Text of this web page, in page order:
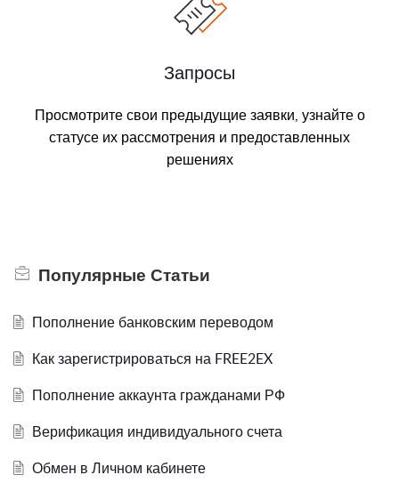
Запросы
Просмотрите свои предыдущие заявки, узнайте о
статусе их рассмотрения и предоставленных
решениях
Популярные Статьи
Пополнение банковским переводом
Как зарегистрироваться на FREE2EX
Пополнение аккаунта гражданами РФ
Верификация индивидуального счета
Обмен в Личном кабинете